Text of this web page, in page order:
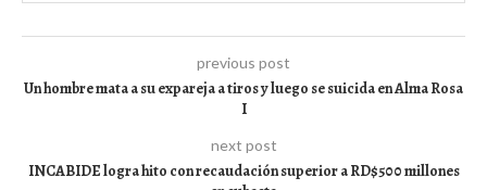
previous post
Un hombre mata a su expareja a tiros y luego se suicida en Alma Rosa
I
next post
INCABIDE logra hito con recaudación superior a RD$500 millones